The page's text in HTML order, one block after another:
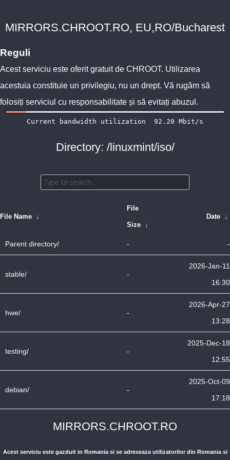
MIRRORS.CHROOT.RO, EU,RO/Bucharest
Reguli
Acest serviciu este oferit gratuit de CHROOT. Utilizarea
acestuia constituie un privilegiu, nu un drept. Vă rugăm să
folosiți serviciul cu responsabilitate și să evitați abuzul.
Directory: /linuxmint/iso/
File Name ↓
File
Size ↓
Date ↓
Parent directory/ - -
stable/ -
2026-Jan-11
16:30
hwe/ -
2026-Apr-27
13:28
testing/ -
2025-Dec-18
12:55
debian/ -
2025-Oct-09
17:18
MIRRORS.CHROOT.RO
Acest serviciu este gazduit in Romania si se adreseaza utilizatorilor din Romania si